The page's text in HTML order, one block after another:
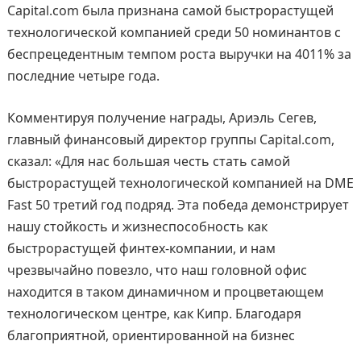
Capital.com была признана самой быстрорастущей
технологической компанией среди 50 номинантов с
беспрецедентным темпом роста выручки на 4011% за
последние четыре года.
Комментируя получение награды, Ариэль Сегев,
главный финансовый директор группы Capital.com,
сказал: «Для нас большая честь стать самой
быстрорастущей технологической компанией на DME
Fast 50 третий год подряд. Эта победа демонстрирует
нашу стойкость и жизнеспособность как
быстрорастущей финтех-компании, и нам
чрезвычайно повезло, что наш головной офис
находится в таком динамичном и процветающем
технологическом центре, как Кипр. Благодаря
благоприятной, ориентированной на бизнес